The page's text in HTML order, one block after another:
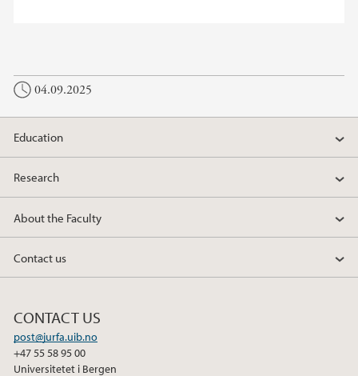
04.09.2025
Education
Research
About the Faculty
Contact us
CONTACT US
post@jurfa.uib.no
+47 55 58 95 00
Universitetet i Bergen